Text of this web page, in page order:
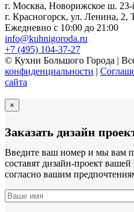
г. Москва, Новорижское ш.
г. Красногорск, ул. Ленина,
Ежедневно с 10:00 до 21:00
info@kuhnigoroda.ru
+7 (495) 104-37-27
© Кухни Большого Города |
конфиденциальности |
сайта
×
Заказать дизайн
Введите ваш номер и мы вам
составят дизайн-проект
согласно вашим